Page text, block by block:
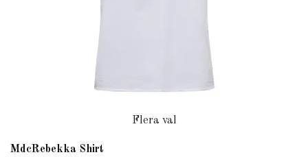
Flera val
MdcRebekka Shirt